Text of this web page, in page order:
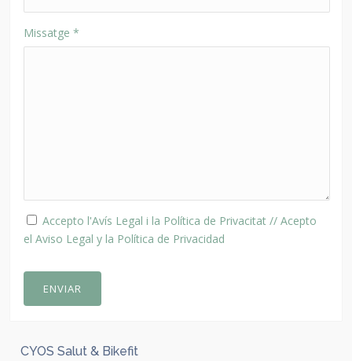
Missatge*
Accepto l'Avís Legal i la Política de Privacitat // Acepto
elAviso Legal y la Política de Privacidad
ENVIAR
CYOS Salut & Bikefit